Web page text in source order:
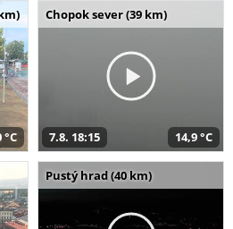
°C
Chopok sever (39 km)
7.8. 18:15 14,9 °C
Pustý hrad (40 km)